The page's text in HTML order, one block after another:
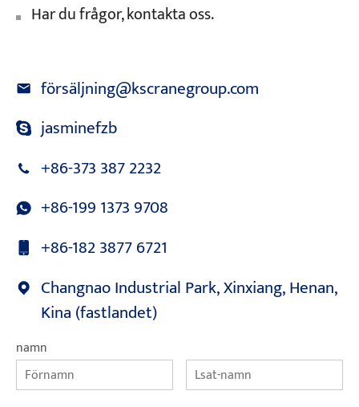
Har du frågor, kontakta oss.
försäljning@kscranegroup.com
jasminefzb
+86-373 387 2232
+86-199 1373 9708
+86-182 3877 6721
Changnao Industrial Park, Xinxiang, Henan,
Kina (fastlandet)
namn